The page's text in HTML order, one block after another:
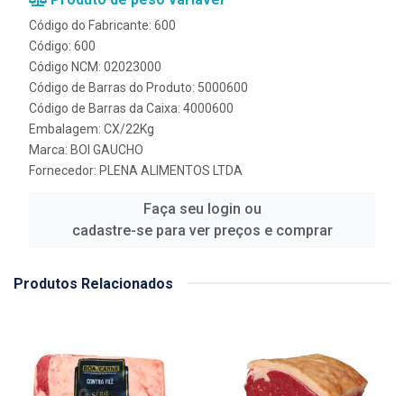
Código do Fabricante: 600
Código: 600
Código NCM: 02023000
Código de Barras do Produto: 5000600
Código de Barras da Caixa: 4000600
Embalagem: CX/22Kg
Marca: BOI GAUCHO
Fornecedor: PLENA ALIMENTOS LTDA
Faça seu login ou
cadastre-se para ver preços e comprar
Produtos Relacionados